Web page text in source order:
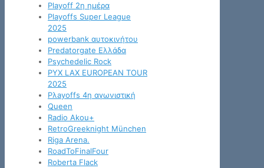
Playoff 2η ημέρα
Playoffs Super League
2025
powerbank αυτοκινήτου
Predatorgate Ελλάδα
Psychedelic Rock
PYX LAX EUROPEAN TOUR
2025
Pλayoffs 4η αγωνιστική
Queen
Radio Akou+
RetroGreeknight München
Riga Arena.
RoadToFinalFour
Roberta Flack